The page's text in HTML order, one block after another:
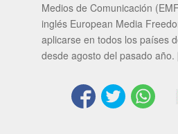
Medios de Comunicación
inglés European Media
aplicarse en todos los países
desde agosto del pasado